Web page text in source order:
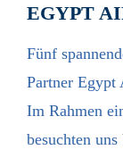
EGYPT
Fünf
Partner Egypt
Im Rahmen
besuchten